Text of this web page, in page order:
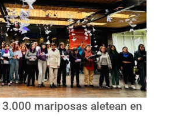
mariposas aletean en